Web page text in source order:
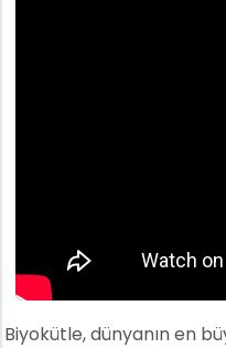
Biyokütle, dünyanın en